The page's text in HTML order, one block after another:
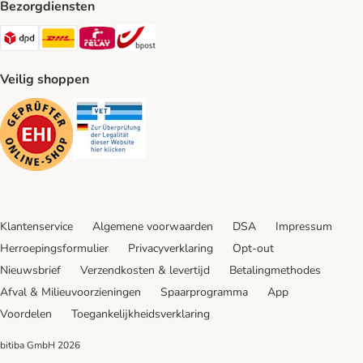
Bezorgdiensten
Dpd Shipping Method
DHL Shipping Method
Mondial Relay Shipping Method
Veilig shoppen
Security
Klantenservice Algemene voorwaarden DSA
Impressum
Herroepingsformulier
Privacyverklaring
Opt-out
Nieuwsbrief
Verzendkosten & levertijd
Betalingmethodes
Afval & Milieuvoorzieningen
Spaarprogramma
App
Voordelen
Toegankelijkheidsverklaring
bitiba GmbH 2026